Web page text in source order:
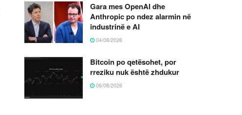
Gara mes OpenAI dhe
Anthropic po ndez alarmin në
industrinë e AI
04/08/2026
Bitcoin po qetësohet, por
rreziku nuk është zhdukur
06/08/2026